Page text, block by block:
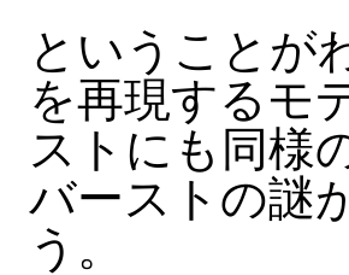
ということが
を再現するモ
ストにも同様
バーストの謎
う。